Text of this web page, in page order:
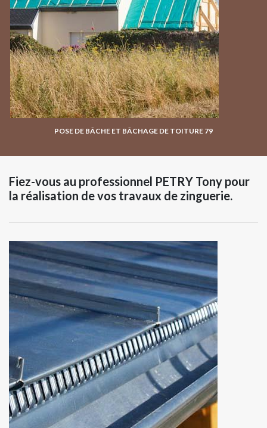
POSE DE BÂCHE ET BÂCHAGE DE TOITURE 79
Fiez-vous au professionnel PETRY Tony pour
la réalisation de vos travaux de zinguerie.